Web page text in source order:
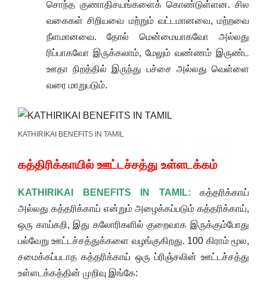
சொந்த குணாதிசயங்களைக் கொண்டுள்ளன. சில
வகைகள் சிறியவை மற்றும் வட்டமானவை, மற்றவை
நீளமானவை. தோல் மென்மையாகவோ அல்லது
ரிப்பாகவோ இருக்கலாம், மேலும் வண்ணம் இருண்ட
ஊதா நிறத்தில் இருந்து பச்சை அல்லது வெள்ளை
வரை மாறுபடும்.
KATHIRIKAI BENEFITS IN TAMIL
கத்திரிக்காயில் ஊட்டச்சத்து உள்ளடக்கம்
KATHIRIKAI BENEFITS IN TAMIL: கத்தரிக்காய்
அல்லது கத்தரிக்காய் என்றும் அழைக்கப்படும் கத்தரிக்காய்,
ஒரு காய்கறி, இது கலோரிகளில் குறைவாக இருக்கும்போது
பல்வேறு ஊட்டச்சத்துக்களை வழங்குகிறது. 100 கிராம் மூல,
சமைக்கப்படாத கத்தரிக்காய் ஒரு ப்ரிஞ்சலின் ஊட்டச்சத்து
உள்ளடக்கத்தின் முறிவு இங்கே: